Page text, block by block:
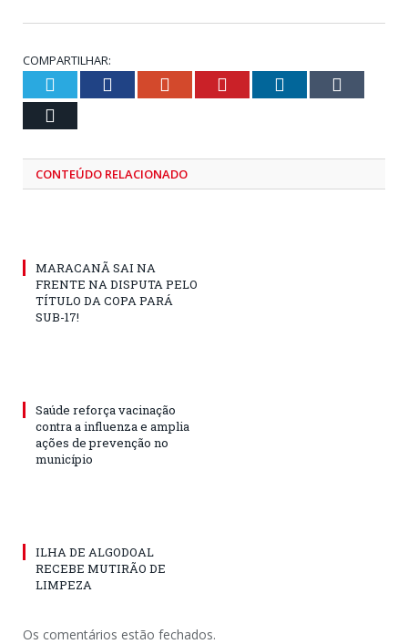
COMPARTILHAR:
Twitter Facebook Google+ Pinterest LinkedIn
CONTEÚDO RELACIONADO
MARACANÃ SAI NA
FRENTE NA DISPUTA PELO
TÍTULO DA COPA PARÁ
SUB-17!
Saúde reforça vacinação
contra a influenza e amplia
ações de prevenção no
município
ILHA DE ALGODOAL
RECEBE MUTIRÃO DE
LIMPEZA
Os comentários estão fechados.